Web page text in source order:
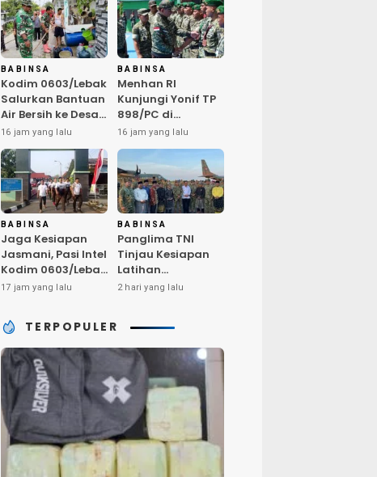
BABINSA
Kodim 0603/Lebak
Salurkan Bantuan
Air Bersih ke Desa
Bungurmekar,
Ringankan Beban
Warga
Terdampak
Kemarau
16 jam yang lalu
BABINSA
Menhan RI
Kunjungi Yonif TP
898/PC di
Kampar,
Tegaskan
Kualitas SDM
Kunci Kekuatan
TNI
16 jam yang lalu
BABINSA
Jaga Kesiapan
Jasmani, Pasi Intel
Kodim 0603/Lebak
Pimpin Pembinaan
17 jam yang lalu
BABINSA
Panglima TNI
Tinjau Kesiapan
Latihan
Terintegrasi TNI
2 hari yang lalu
TERPOPULER